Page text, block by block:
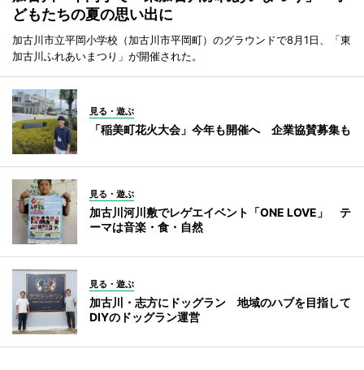
どもたちの夏の思い出に
加古川市立平岡小学校（加古川市平岡町）のグラウンドで8月1日、「東
加古川ふれあいまつり」が開催された。
見る・遊ぶ
「稲美町花火大会」今年も開催へ 企業協賛募集も
見る・遊ぶ
加古川河川敷でレゲエイベント「ONE LOVE」 テ
ーマは音楽・食・自然
見る・遊ぶ
加古川・志方にドッグラン 地域のハブを目指して
DIYのドッグラン運営